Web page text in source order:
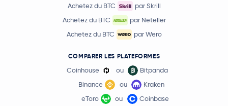
Achetez du BTC
par Skrill
Achetez du BTC
par Neteller
Achetez du BTC
par Wero
COMPARER LES PLATEFORMES
Coinhouse ou
Bitpanda
Binance
ou
Kraken
eToro
ou
Coinbase